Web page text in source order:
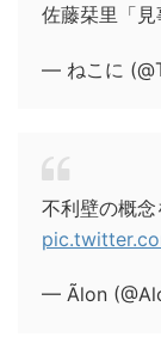
佐藤栞里「見
— ねこに
不利壁の概
— Ãlon